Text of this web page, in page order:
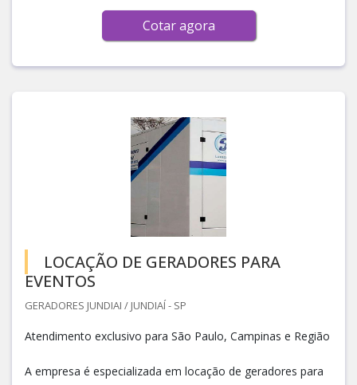
Cotar agora
LOCAÇÃO DE GERADORES PARA
EVENTOS
GERADORES JUNDIAI / JUNDIAÍ - SP
Atendimento exclusivo para São Paulo, Campinas e Região
A empresa é especializada em locação de geradores para